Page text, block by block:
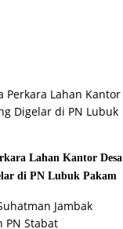
Lahan Kantor Desa
di PN Lubuk Pakam